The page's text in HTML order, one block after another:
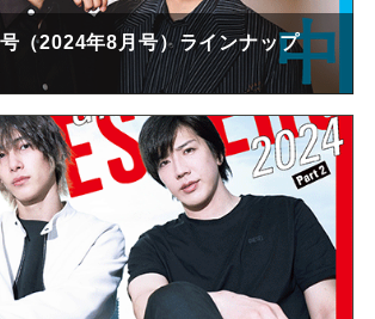
（2024年8月号）ラインナップ